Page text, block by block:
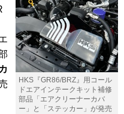
愛車 File
トップ！不具合修理＆粗悪修理
洗車
コーティング
防錆
ーメーカー「旧車」関連プロジェ
HKS『GR86/BRZ』用コール
ドエアインテークキット補修
部品「エアクリーナーカバ
ー」と「ステッカー」が発売